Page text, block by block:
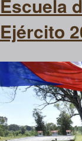
Escuela
Ejército